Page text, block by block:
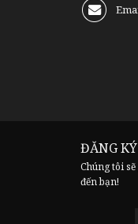
ĐĂNG
Chúng tôi
đến bạn!